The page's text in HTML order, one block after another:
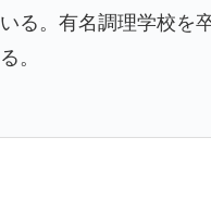
いる。有名調理学校を
る。